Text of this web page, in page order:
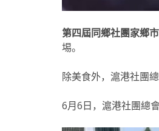
第四屆同鄉社團家鄉
埸。
除美食外，滬港社團
6月6日，滬港社團總